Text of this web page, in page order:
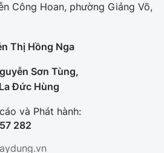
Công Hoan, phường Giảng Võ,
Thị Hồng Nga
Sơn Tùng,
Đức Hùng
và Phát hành:
282